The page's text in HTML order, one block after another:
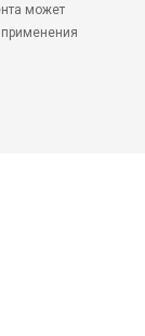
может